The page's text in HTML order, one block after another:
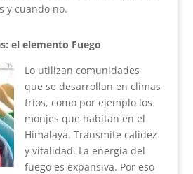
y cuando no.
el elemento Fuego
Lo utilizan comunidades
que se desarrollan en climas
fríos, como por ejemplo los
monjes que habitan en el
Himalaya. Transmite calidez
y vitalidad. La energía del
fuego es expansiva. Por eso